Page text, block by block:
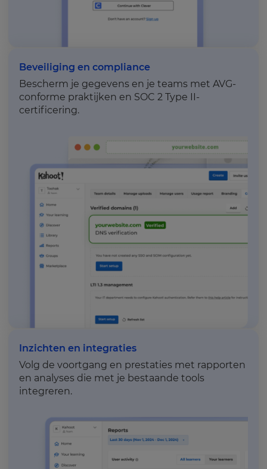
Beveiliging en compliance
Bescherm je gegevens en je teams met AVG-
conforme praktijken en SOC 2 Type II-
certificering.
Inzichten en integraties
Volg de voortgang en prestaties met rapporten
en analyses die met je bestaande tools
integreren.